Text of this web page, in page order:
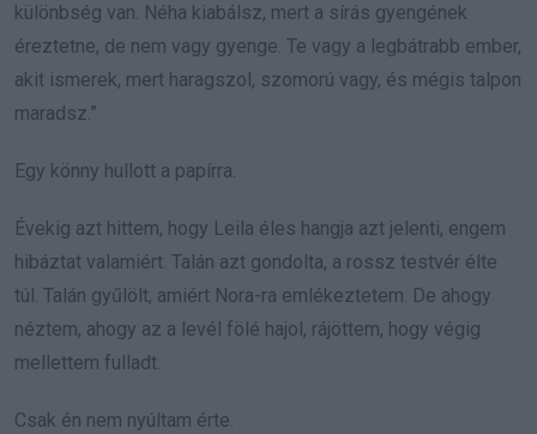
különbség van. Néha kiabálsz, mert a sírás gyengének
éreztetne, de nem vagy gyenge. Te vagy a legbátrabb ember,
akit ismerek, mert haragszol, szomorú vagy, és mégis talpon
maradsz.”
Egy könny hullott a papírra.
Évekig azt hittem, hogy Leila éles hangja azt jelenti, engem
hibáztat valamiért. Talán azt gondolta, a rossz testvér élte
túl. Talán gyűlölt, amiért Nora-ra emlékeztetem. De ahogy
néztem, ahogy az a levél fölé hajol, rájöttem, hogy végig
mellettem fulladt.
Csak én nem nyúltam érte.